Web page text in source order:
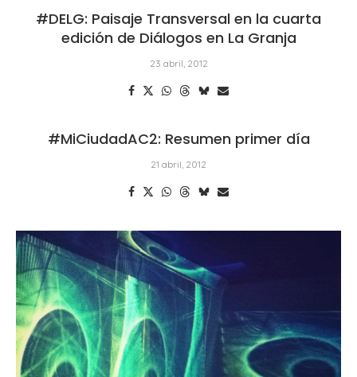
#DELG: Paisaje Transversal en la cuarta
edición de Diálogos en La Granja
23 abril, 2012
#MiCiudadAC2: Resumen primer día
21 abril, 2012